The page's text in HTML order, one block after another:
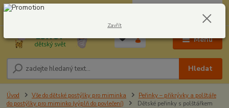
Menu
Hledat
604278943 0,00 Kč
Úvod Vše do dětské postýlky pro miminka
Peřinky – přikrývky a polštáře
do postýlky pro miminko (výplň do povlečení)
Dětské peřinky s polštářkem
Zavřít